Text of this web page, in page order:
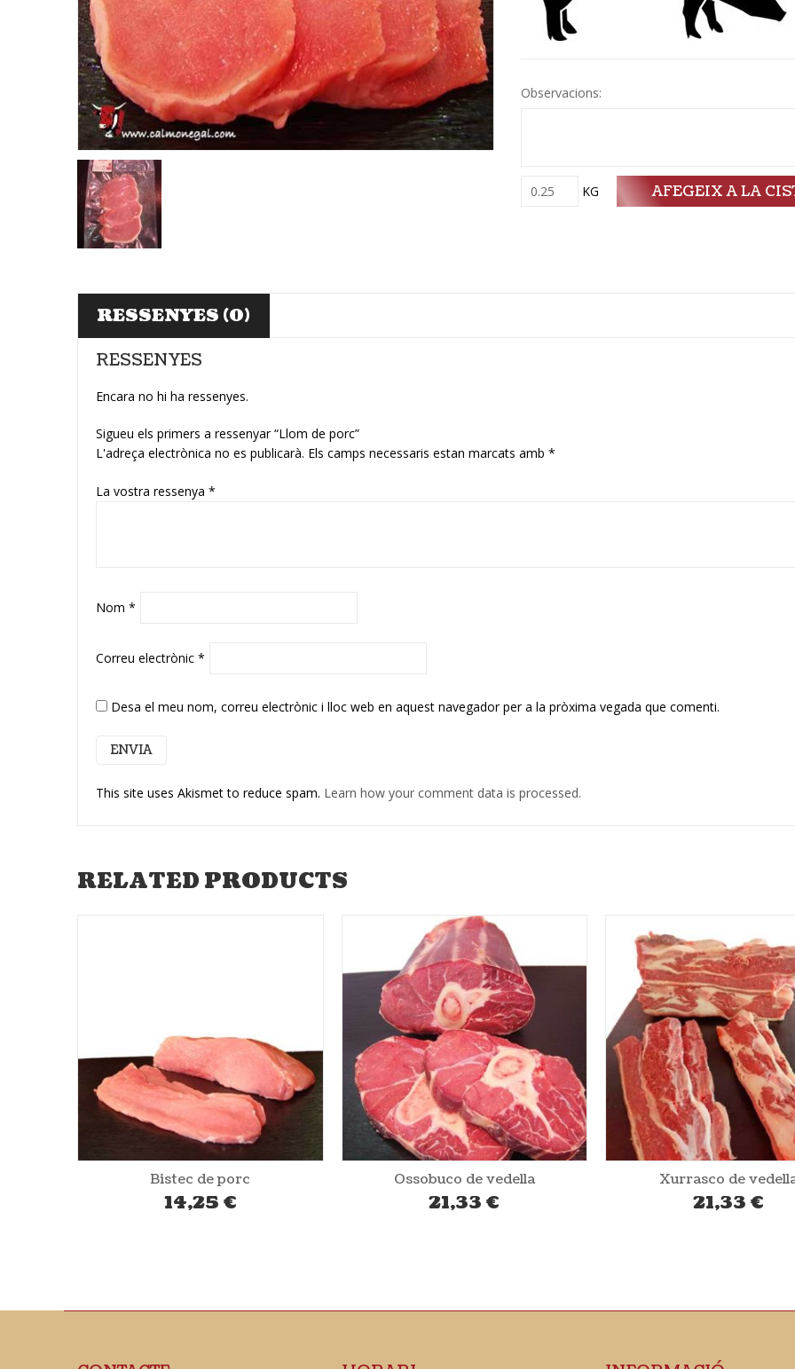
Observacions:
Quantitat KG AFEGEIX A LA
RESSENYES (0)
RESSENYES
Encara no hi ha ressenyes.
Sigueu els primers a ressenyar “Llom de porc”
L'adreça electrònica no es publicarà. Els camps necessaris estan marcats amb *
La vostra ressenya *
Nom *
Correu electrònic *
Desa el meu nom, correu electrònic i lloc web en aquest navegador per a la pròxima vegada que comenti.
This site uses Akismet to reduce spam. Learn how your comment data is processed.
RELATED PRODUCTS
Ossobuco de vedella
21,33 €
Xurrasco de vedella
21,33 €
Cap de llom de
17,66€